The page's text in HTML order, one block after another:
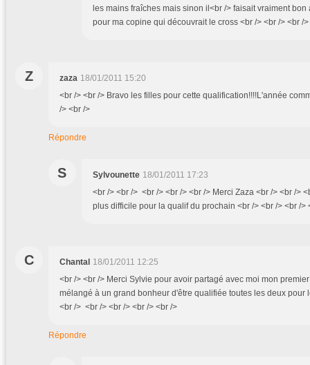
les mains fraîches mais sinon il<br /> faisait vraiment
pour ma copine qui découvrait le cross <br /> <br /> <br />
Z zaza 18/01/2011 15:20
<br /> <br /> Bravo les filles pour cette qualification!!!!L'année
/> <br />
Répondre
S Sylvounette 18/01/2011 17:23
<br /> <br /> <br /> <br /> <br /> Merci Zaza <br /> <br />
plus difficile pour la qualif du prochain <br /> <br /> <br />
C Chantal 18/01/2011 12:25
<br /> <br /> Merci Sylvie pour avoir partagé avec moi mon
mélangé à un grand bonheur d'être qualifiée toutes les deux pour
<br /> <br /> <br /> <br /> <br />
Répondre